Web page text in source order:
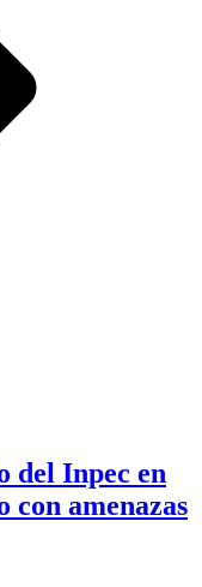
del Inpec en
con amenazas